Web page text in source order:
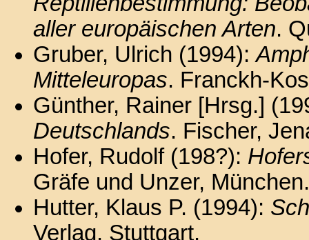
aller europäischen Arten.
Gruber, Ulrich (1994):
Mitteleuropas. Franckh-
Günther, Rainer [Hrsg.]
Deutschlands. Fischer,
Hofer, Rudolf (198?):
Gräfe und Unzer, München.
Hutter, Klaus P. (1994):
Verlag, Stuttgart.